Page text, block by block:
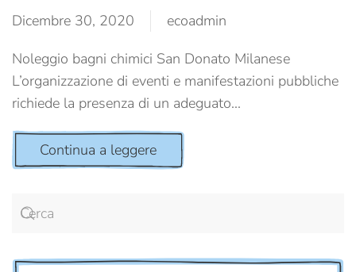
Dicembre 30, 2020
ecoadmin
Noleggio bagni chimici San Donato Milanese
L’organizzazione di eventi e manifestazioni pubbliche
richiede la presenza di un adeguato...
Continua a leggere